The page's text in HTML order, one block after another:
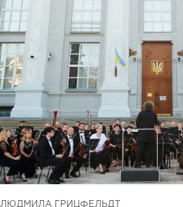
ЛЮДМИЛА ГРИЦФЕЛЬДТ